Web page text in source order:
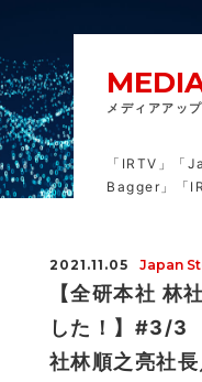
メディアアッ
「IRTV」
Bagger」「
2021.11.05 Japan
【全研本社 林
した！】#3/3
社林順之亮社